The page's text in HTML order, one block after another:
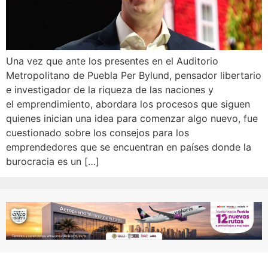
Una vez que ante los presentes en el Auditorio
Metropolitano de Puebla Per Bylund, pensador libertario
e investigador de la riqueza de las naciones y
el emprendimiento, abordara los procesos que siguen
quienes inician una idea para comenzar algo nuevo, fue
cuestionado sobre los consejos para los
emprendedores que se encuentran en países donde la
burocracia es un […]